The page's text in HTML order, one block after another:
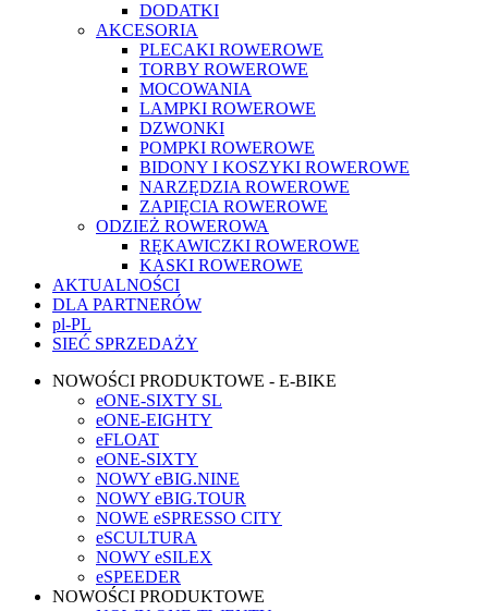
DODATKI
AKCESORIA
PLECAKI ROWEROWE
TORBY ROWEROWE
MOCOWANIA
LAMPKI ROWEROWE
DZWONKI
POMPKI ROWEROWE
BIDONY I KOSZYKI ROWEROWE
NARZĘDZIA ROWEROWE
ZAPIĘCIA ROWEROWE
ODZIEŻ ROWEROWA
RĘKAWICZKI ROWEROWE
KASKI ROWEROWE
AKTUALNOŚCI
DLA PARTNERÓW
pl-PL
SIEĆ SPRZEDAŻY
NOWOŚCI PRODUKTOWE - E-BIKE
eONE-SIXTY SL
eONE-EIGHTY
eFLOAT
eONE-SIXTY
NOWY eBIG.NINE
NOWY eBIG.TOUR
NOWE eSPRESSO CITY
eSCULTURA
NOWY eSILEX
eSPEEDER
NOWOŚCI PRODUKTOWE